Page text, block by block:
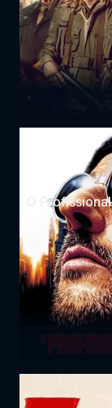
O Profissional